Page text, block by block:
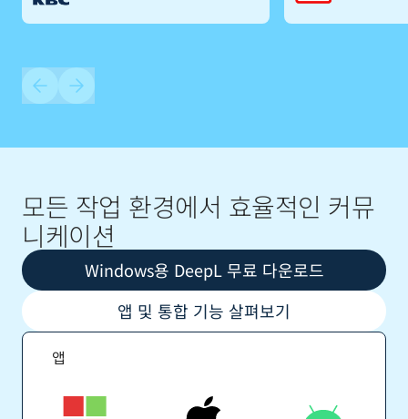
모든 작업 환경에서 효율적인 커뮤
니케이션
앱
Windows용 DeepL 무료 다운로드
앱 및 통합 기능 살펴보기